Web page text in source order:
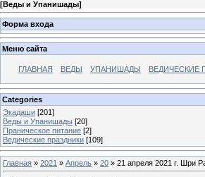
[Веды и Упанишады]
Форма входа
Меню сайта
ГЛАВНАЯ ВЕДЫ УПАНИШАДЫ ВЕДИЧЕСКИЕ
Categories
Экадаши [201]
Веды и Упанишады [20]
Праническое питание [2]
Ведические праздники [109]
Главная » 2021 » Апрель » 20 » 21 апреля 2021 г. Шри